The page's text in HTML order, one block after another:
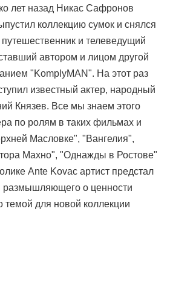
лет назад Никас Сафронов
коллекцию сумок и снялся
и телеведущий
автором и лицом другой
"KomplyMAN". На этот раз
известный актер, народный
Князев. Все мы знаем этого
по ролям в таких фильмах и
Масловке", "Вангелия",
Махно", "Однажды в Ростове"
Ante Kovac артист предстал
размышляющего о ценности
темой для новой коллекции